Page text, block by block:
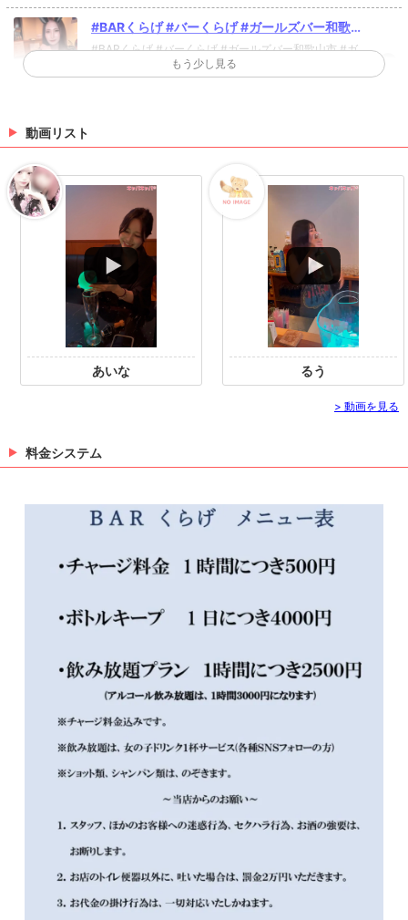
#BARくらげ #バーくらげ #ガールズバー和歌
山市 #ガールズバー #おすすめバー #和歌山市
バー #和歌山市おすすめ #アロチ #アロチバー
#BARくらげ #バーくらげ #ガールズバー和歌山市 #ガ
すすめ #アロチ #アロチバー #和歌山スポット #ネコ和
ォローといいね！もお願いします❤︎
（11/11 12:20）
ホットニュース一覧を見る
もう少し見る
動画リスト
あいな るう
> 動画を見る
料金システム